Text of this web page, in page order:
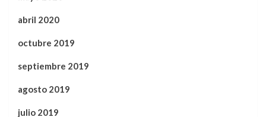
abril 2020
octubre 2019
septiembre 2019
agosto 2019
julio 2019